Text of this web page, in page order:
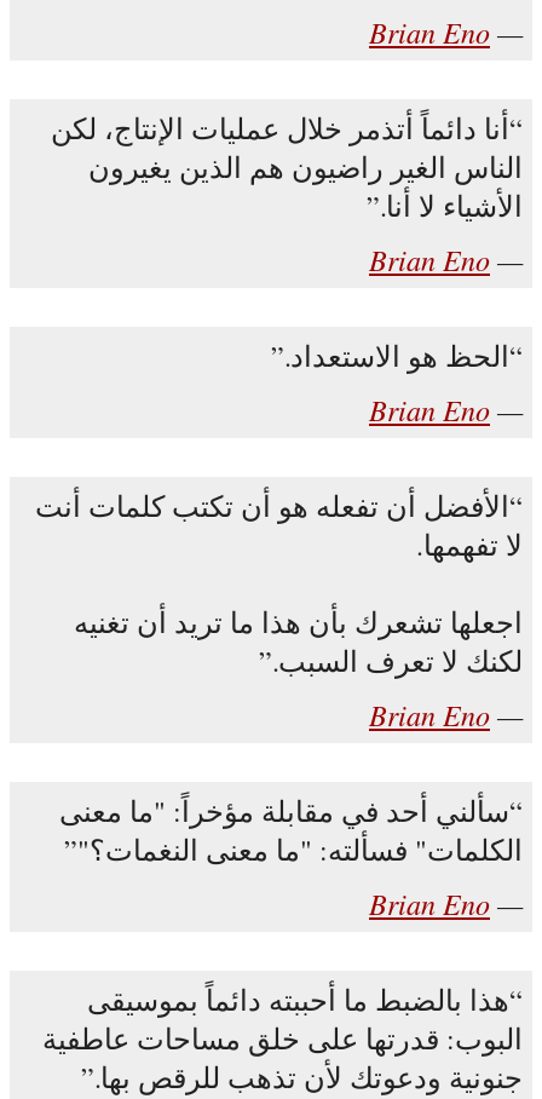
Brian Eno
أنا دائماً أتذمر خلال عمليات الإنتاج، لكن
الناس الغير راضيون هم الذين يغيرون
الأشياء لا أنا.
Brian Eno
الحظ هو الاستعداد.
Brian Eno
الأفضل أن تفعله هو أن تكتب كلمات أنت
لا تفهمها.
اجعلها تشعرك بأن هذا ما تريد أن تغنيه
لكنك لا تعرف السبب.
Brian Eno
سألني أحد في مقابلة مؤخراً: "ما معنى
الكلمات" فسألته: "ما معنى النغمات؟"
Brian Eno
هذا بالضبط ما أحببته دائماً بموسيقى
البوب: قدرتها على خلق مساحات عاطفية
جنونية ودعوتك لأن تذهب للرقص بها.